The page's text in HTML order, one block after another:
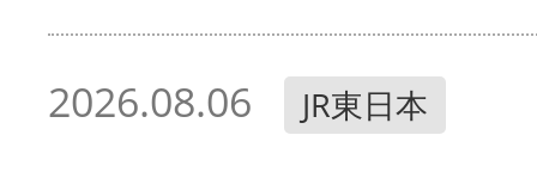
2026.08.06 JR東日本